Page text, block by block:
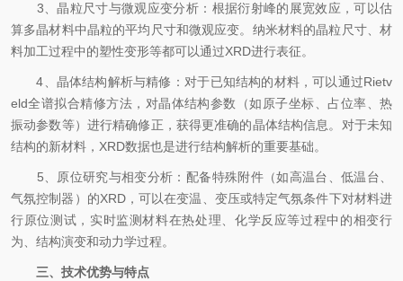
3、晶粒尺寸与微观应变分析：​根据衍射峰的展宽效应，可以估
算多晶材料中晶粒的平均尺寸和微观应变。纳米材料的晶粒尺寸、材
料加工过程中的塑性变形等都可以通过XRD进行表征。
4、晶体结构解析与精修：​对于已知结构的材料，可以通过Rietv
eld全谱拟合精修方法，对晶体结构参数（如原子坐标、占位率、热
振动参数等）进行精确修正，获得更准确的晶体结构信息。对于未知
结构的新材料，XRD数据也是进行结构解析的重要基础。
5、原位研究与相变分析：​配备特殊附件（如高温台、低温台、
气氛控制器）的XRD，可以在变温、变压或特定气氛条件下对材料进
行原位测试，实时监测材料在热处理、化学反应等过程中的相变行
为、结构演变和动力学过程。
三、技术优势与特点